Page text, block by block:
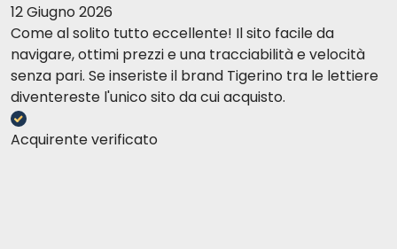
12 Giugno 2026
Come al solito tutto eccellente! Il sito facile da
navigare, ottimi prezzi e una tracciabilità e velocità
senza pari. Se inseriste il brand Tigerino tra le lettiere
diventereste l'unico sito da cui acquisto.
Acquirente verificato